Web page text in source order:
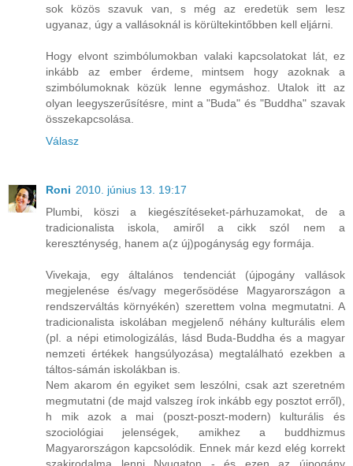
sok közös szavuk van, s még az eredetük sem lesz
ugyanaz, úgy a vallásoknál is körültekintőbben kell eljárni.
Hogy elvont szimbólumokban valaki kapcsolatokat lát, ez
inkább az ember érdeme, mintsem hogy azoknak a
szimbólumoknak közük lenne egymáshoz. Utalok itt az
olyan leegyszerűsítésre, mint a "Buda" és "Buddha" szavak
összekapcsolása.
Válasz
Roni 2010. június 13. 19:17
Plumbi, köszi a kiegészítéseket-párhuzamokat, de a
tradicionalista iskola, amiről a cikk szól nem a
kereszténység, hanem a(z új)pogányság egy formája.
Vivekaja, egy általános tendenciát (újpogány vallások
megjelenése és/vagy megerősödése Magyarországon a
rendszerváltás környékén) szerettem volna megmutatni. A
tradicionalista iskolában megjelenő néhány kulturális elem
(pl. a népi etimologizálás, lásd Buda-Buddha és a magyar
nemzeti értékek hangsúlyozása) megtalálható ezekben a
táltos-sámán iskolákban is.
Nem akarom én egyiket sem leszólni, csak azt szeretném
megmutatni (de majd valszeg írok inkább egy posztot erről),
h mik azok a mai (poszt-poszt-modern) kulturális és
szociológiai jelenségek, amikhez a buddhizmus
Magyarországon kapcsolódik. Ennek már kezd elég korrekt
szakirodalma lenni Nyugaton - és ezen az újpogány